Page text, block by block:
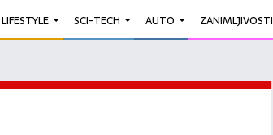
LIFESTYLE SCI-TECH AUTO ZANIMLJIVOSTI